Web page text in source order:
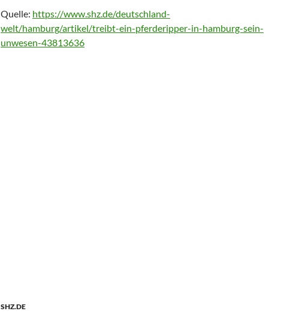
Quelle: https://www.shz.de/deutschland-
welt/hamburg/artikel/treibt-ein-pferderipper-in-hamburg-sein-
unwesen-43813636
SHZ.DE